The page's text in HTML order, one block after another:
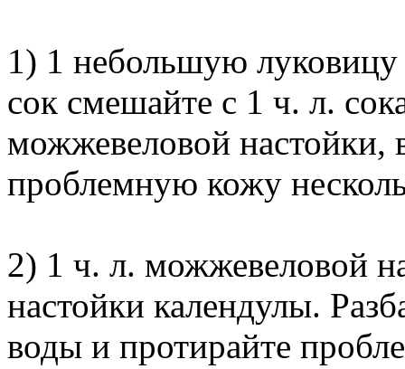
1) 1 небольшую луковицу
сок смешайте с 1 ч. л.
можжевеловой настойки,
проблемную кожу
2) 1 ч. л. можжевеловой
настойки календулы.
воды и протирайте